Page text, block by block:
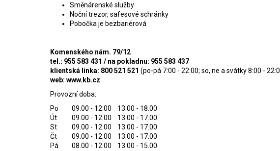
Směnárenské služby
Noční trezor, safesové schránky
Pobočka je bezbariérová
Komenského nám. 79/12
tel.: 955 583 431 / na pokladnu: 955 583 437
klientská linka: 800 521 521 (po-pá 7:00 - 22:00; so, ne a svátky 8:00 -
web: www.kb.cz
Provozní doba:
Po 09.00 - 12.00 13.00 - 18.00
Út 09.00 - 12.00 13.00 - 17.00
St 09.00 - 12.00 13.00 - 17.00
Čt 09.00 - 12.00 13.00 - 17.00
Pá 08.00 - 12.00 13.00 - 15.00